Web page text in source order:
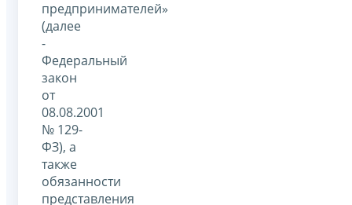
предпринимателей»
(далее
-
Федеральный
закон
от
08.08.2001
№ 129-
ФЗ), а
также
обязанности
представления